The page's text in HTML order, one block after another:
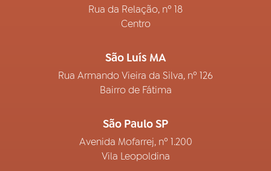
Rua da Relação, nº 18
Centro
São Luís MA
Rua Armando Vieira da Silva, nº 126
Bairro de Fátima
São Paulo SP
Avenida Mofarrej, nº 1.200
Vila Leopoldina